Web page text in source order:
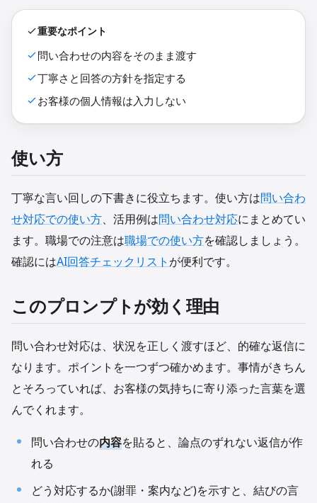
重要なポイント
問い合わせの内容をそのまま渡す
丁寧さと回答の方針を指定する
お客様の個人情報は入力しない
使い方
丁寧な言い回しの下書きに役立ちます。使い方は問い合わ
せ対応での使い方、活用例は問い合わせ対応にまとめてい
ます。職場での注意は職場での使い方を確認しましょう。
確認にはAI回答チェックリスト が便利です。
このプロンプトが効く理由
問い合わせ対応は、状況を正しく渡すほど、的確な返信に
なります。ポイントを一つずつ確かめます。事情がきちん
とそろっていれば、お客様の気持ちに寄り添った言葉を選
んでくれます。
問い合わせの内容を貼ると、論点のずれない返信が作
れる
どう対応するか(謝罪・案内など)を示すと、結びの言